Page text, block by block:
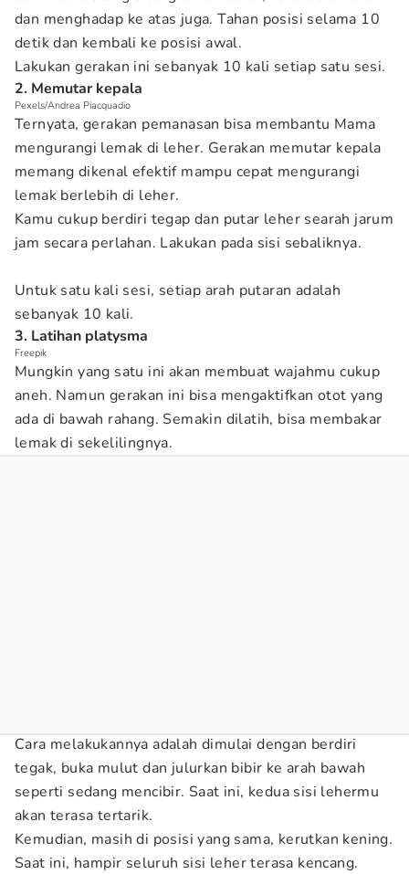
dan menghadap ke atas juga. Tahan posisi selama 10
detik dan kembali ke posisi awal.
Lakukan gerakan ini sebanyak 10 kali setiap satu sesi.
2. Memutar kepala
Pexels/Andrea Piacquadio
Ternyata, gerakan pemanasan bisa membantu Mama
mengurangi lemak di leher. Gerakan memutar kepala
memang dikenal efektif mampu cepat mengurangi
lemak berlebih di leher.
Kamu cukup berdiri tegap dan putar leher searah jarum
jam secara perlahan. Lakukan pada sisi sebaliknya.
Untuk satu kali sesi, setiap arah putaran adalah
sebanyak 10 kali.
3. Latihan platysma
Freepik
Mungkin yang satu ini akan membuat wajahmu cukup
aneh. Namun gerakan ini bisa mengaktifkan otot yang
ada di bawah rahang. Semakin dilatih, bisa membakar
lemak di sekelilingnya.
Cara melakukannya adalah dimulai dengan berdiri
tegak, buka mulut dan julurkan bibir ke arah bawah
seperti sedang mencibir. Saat ini, kedua sisi lehermu
akan terasa tertarik.
Kemudian, masih di posisi yang sama, kerutkan kening.
Saat ini, hampir seluruh sisi leher terasa kencang.